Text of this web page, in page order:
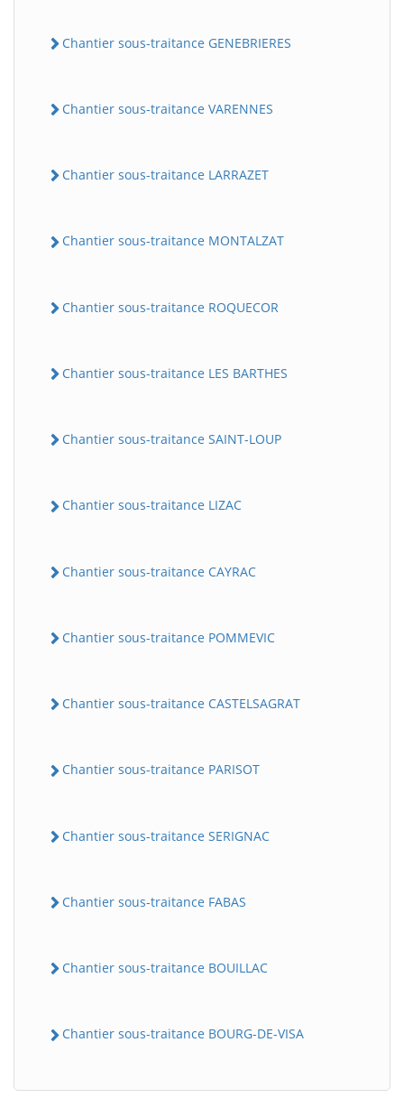
Chantier sous-traitance GENEBRIERES
Chantier sous-traitance VARENNES
Chantier sous-traitance LARRAZET
Chantier sous-traitance MONTALZAT
Chantier sous-traitance ROQUECOR
Chantier sous-traitance LES BARTHES
Chantier sous-traitance SAINT-LOUP
Chantier sous-traitance LIZAC
Chantier sous-traitance CAYRAC
Chantier sous-traitance POMMEVIC
Chantier sous-traitance CASTELSAGRAT
Chantier sous-traitance PARISOT
Chantier sous-traitance SERIGNAC
Chantier sous-traitance FABAS
Chantier sous-traitance BOUILLAC
Chantier sous-traitance BOURG-DE-VISA